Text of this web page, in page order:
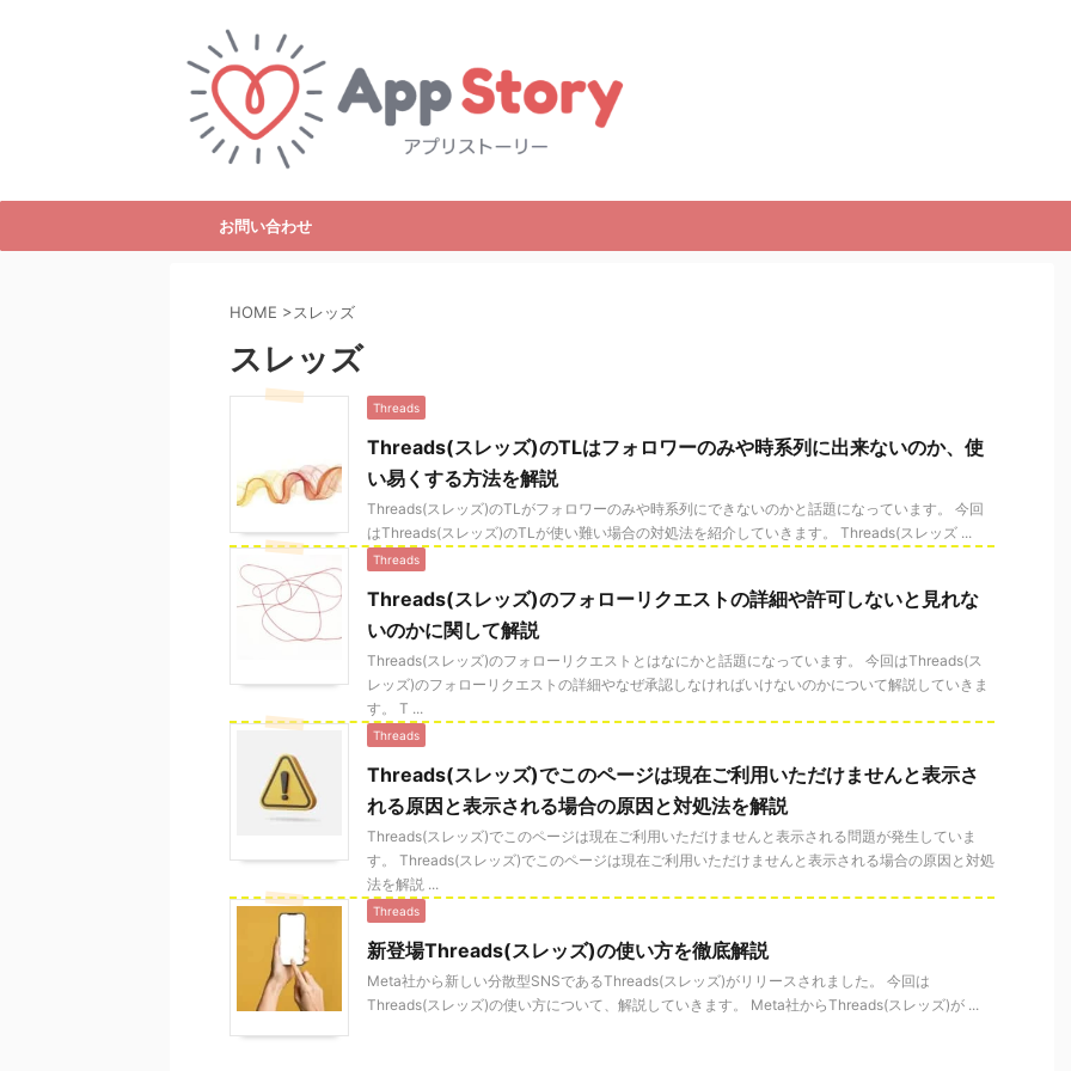
お問い合わせ
HOME >スレッズ
スレッズ
Threads
Threads(スレッズ)のTLはフォロワーのみや時系列に出来ないのか、使
い易くする方法を解説
Threads(スレッズ)のTLがフォロワーのみや時系列にできないのかと話題になっています。 今回
はThreads(スレッズ)のTLが使い難い場合の対処法を紹介していきます。 Threads(スレッズ ...
Threads
Threads(スレッズ)のフォローリクエストの詳細や許可しないと見れな
いのかに関して解説
Threads(スレッズ)のフォローリクエストとはなにかと話題になっています。 今回はThreads(ス
レッズ)のフォローリクエストの詳細やなぜ承認しなければいけないのかについて解説していきま
す。 T ...
Threads
Threads(スレッズ)でこのページは現在ご利用いただけませんと表示さ
れる原因と表示される場合の原因と対処法を解説
Threads(スレッズ)でこのページは現在ご利用いただけませんと表示される問題が発生していま
す。 Threads(スレッズ)でこのページは現在ご利用いただけませんと表示される場合の原因と対処
法を解説 ...
Threads
新登場Threads(スレッズ)の使い方を徹底解説
Meta社から新しい分散型SNSであるThreads(スレッズ)がリリースされました。 今回は
Threads(スレッズ)の使い方について、解説していきます。 Meta社からThreads(スレッズ)が ...